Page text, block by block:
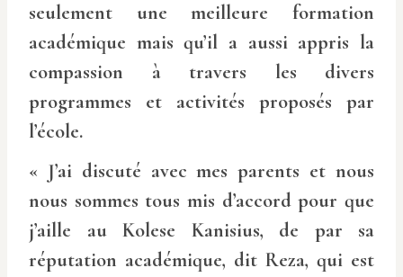
seulement une meilleure formation
académique mais qu’il a aussi appris la
compassion à travers les divers
programmes et activités proposés par
l’école.
« J’ai discuté avec mes parents et nous
nous sommes tous mis d’accord pour que
j’aille au Kolese Kanisius, de par sa
réputation académique, dit Reza, qui est